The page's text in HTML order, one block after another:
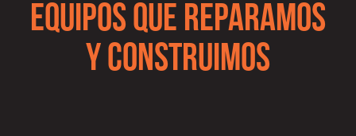
EQUIPOS QUE REPARAMOS
Y CONSTRUIMOS